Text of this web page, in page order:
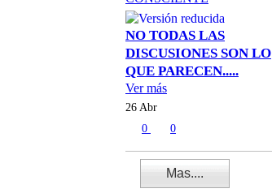
NO TODAS LAS
DISCUSIONES SON LO
QUE PARECEN.....
Ver más
26 Abr
0
0
Mas....